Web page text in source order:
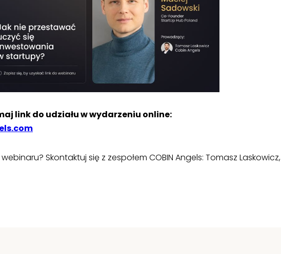
link do udziału w wydarzeniu online:
Skontaktuj się z zespołem COBIN Angels: Tomasz Laskowicz,